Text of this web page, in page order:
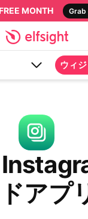
MONTH Grab
ウィ
アプ